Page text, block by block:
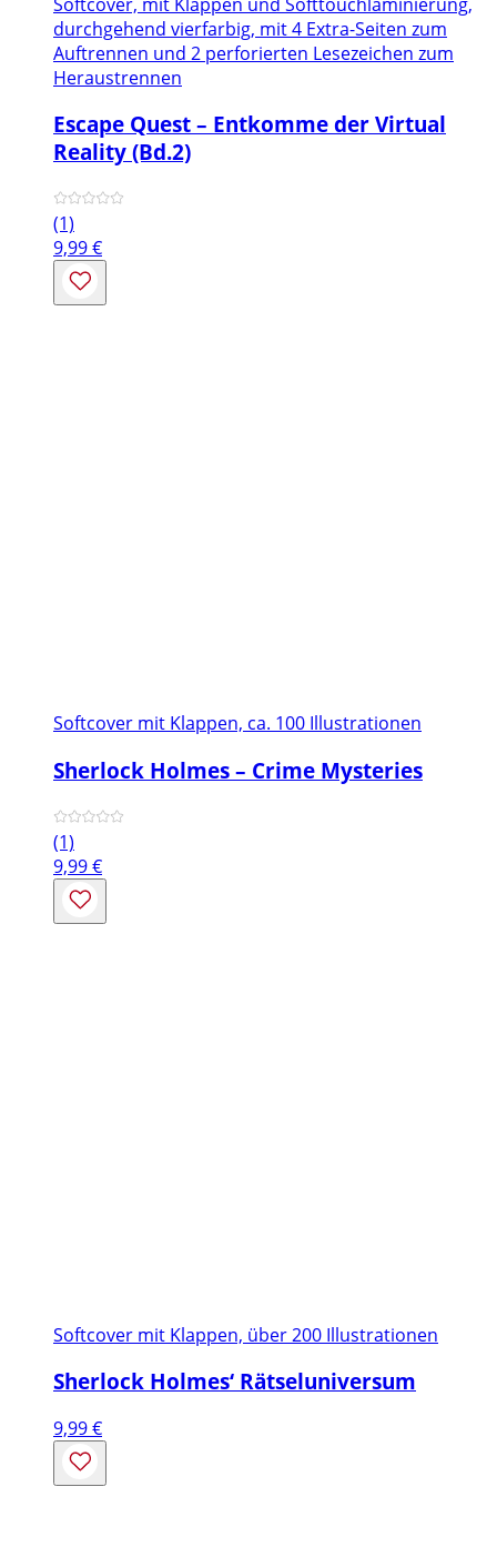
durchgehend vierfarbig, mit 4 Extra-Seiten zum
Auftrennen und 2 perforierten Lesezeichen zum
Heraustrennen
Escape Quest – Entkomme der Virtual
Reality (Bd.2)
(1)
9,99€
Softcover mit Klappen, ca. 100 Illustrationen
Sherlock Holmes – Crime Mysteries
(1)
9,99€
Softcover mit Klappen, über 200 Illustrationen
Sherlock Holmes‘ Rätseluniversum
9,99€